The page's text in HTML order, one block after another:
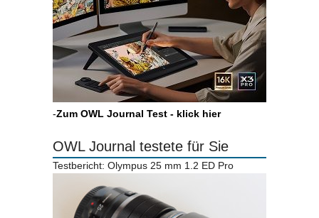
-Zum OWL Journal Test - klick hier
OWL Journal testete für Sie
Testbericht: Olympus 25 mm 1.2 ED Pro